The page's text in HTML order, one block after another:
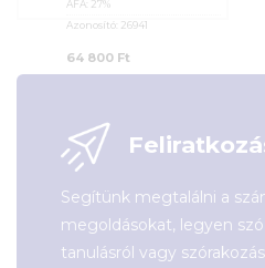
ÁFA: 27%
Azonosító: 26941
64 800 Ft
Segítünk megtalálni a
megoldásokat, legyen
tanulásról vagy